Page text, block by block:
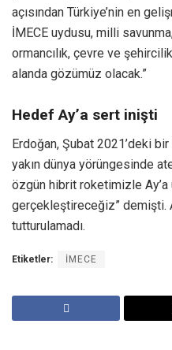
açısından Türkiye’nin en
İMECE uydusu, milli
ormancılık, çevre ve
alanda gözümüz olacak.”
Hedef Ay’a sert inişti
Erdoğan, Şubat 2021’deki
yakın dünya yörüngesinde
özgün hibrit roketimizle
gerçekleştireceğiz” demişti.
tutturulamadı.
Etiketler: İMECE